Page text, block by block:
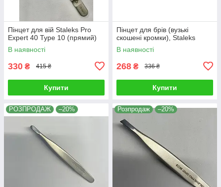
Пінцет для вій Staleks Pro
Expert 40 Type 10 (прямий)
В наявності
330 ₴ 415 ₴
Купити
Пінцет для брів (вузькі
скошені кромки), Staleks
В наявності
268 ₴ 336 ₴
Купити
РОЗПРОДАЖ –20% Розпродаж –20%